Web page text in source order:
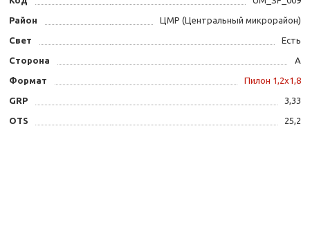
Район ЦМР (Центральный микрорайон)
Свет Есть
Сторона А
Формат Пилон 1,2х1,8
GRP 3,33
OTS 25,2